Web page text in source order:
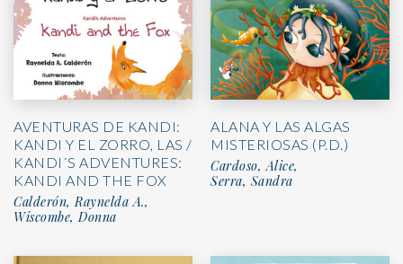
AVENTURAS DE KANDI:
KANDI Y EL ZORRO, LAS /
KANDI´S ADVENTURES:
KANDI AND THE FOX
Calderón, Raynelda A.,
Wiscombe, Donna
ALANA Y LAS ALGAS
MISTERIOSAS (P.D.)
Cardoso, Alice,
Serra, Sandra